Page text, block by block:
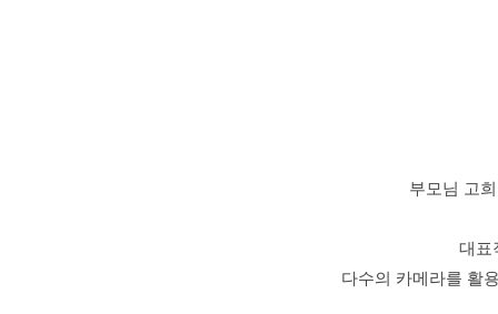
부모님 고
대표
다수의 카메라를 활